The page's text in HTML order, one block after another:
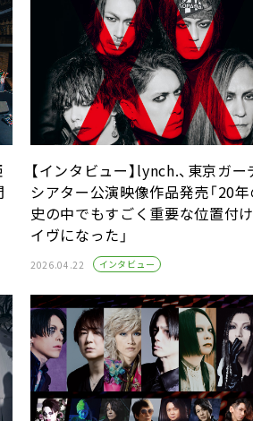
【インタビュー】lynch.、東京ガー
シアター公演映像作品発売「20
史の中でもすごく重要な位置付
イヴになった」
2026.04.22 インタビュー